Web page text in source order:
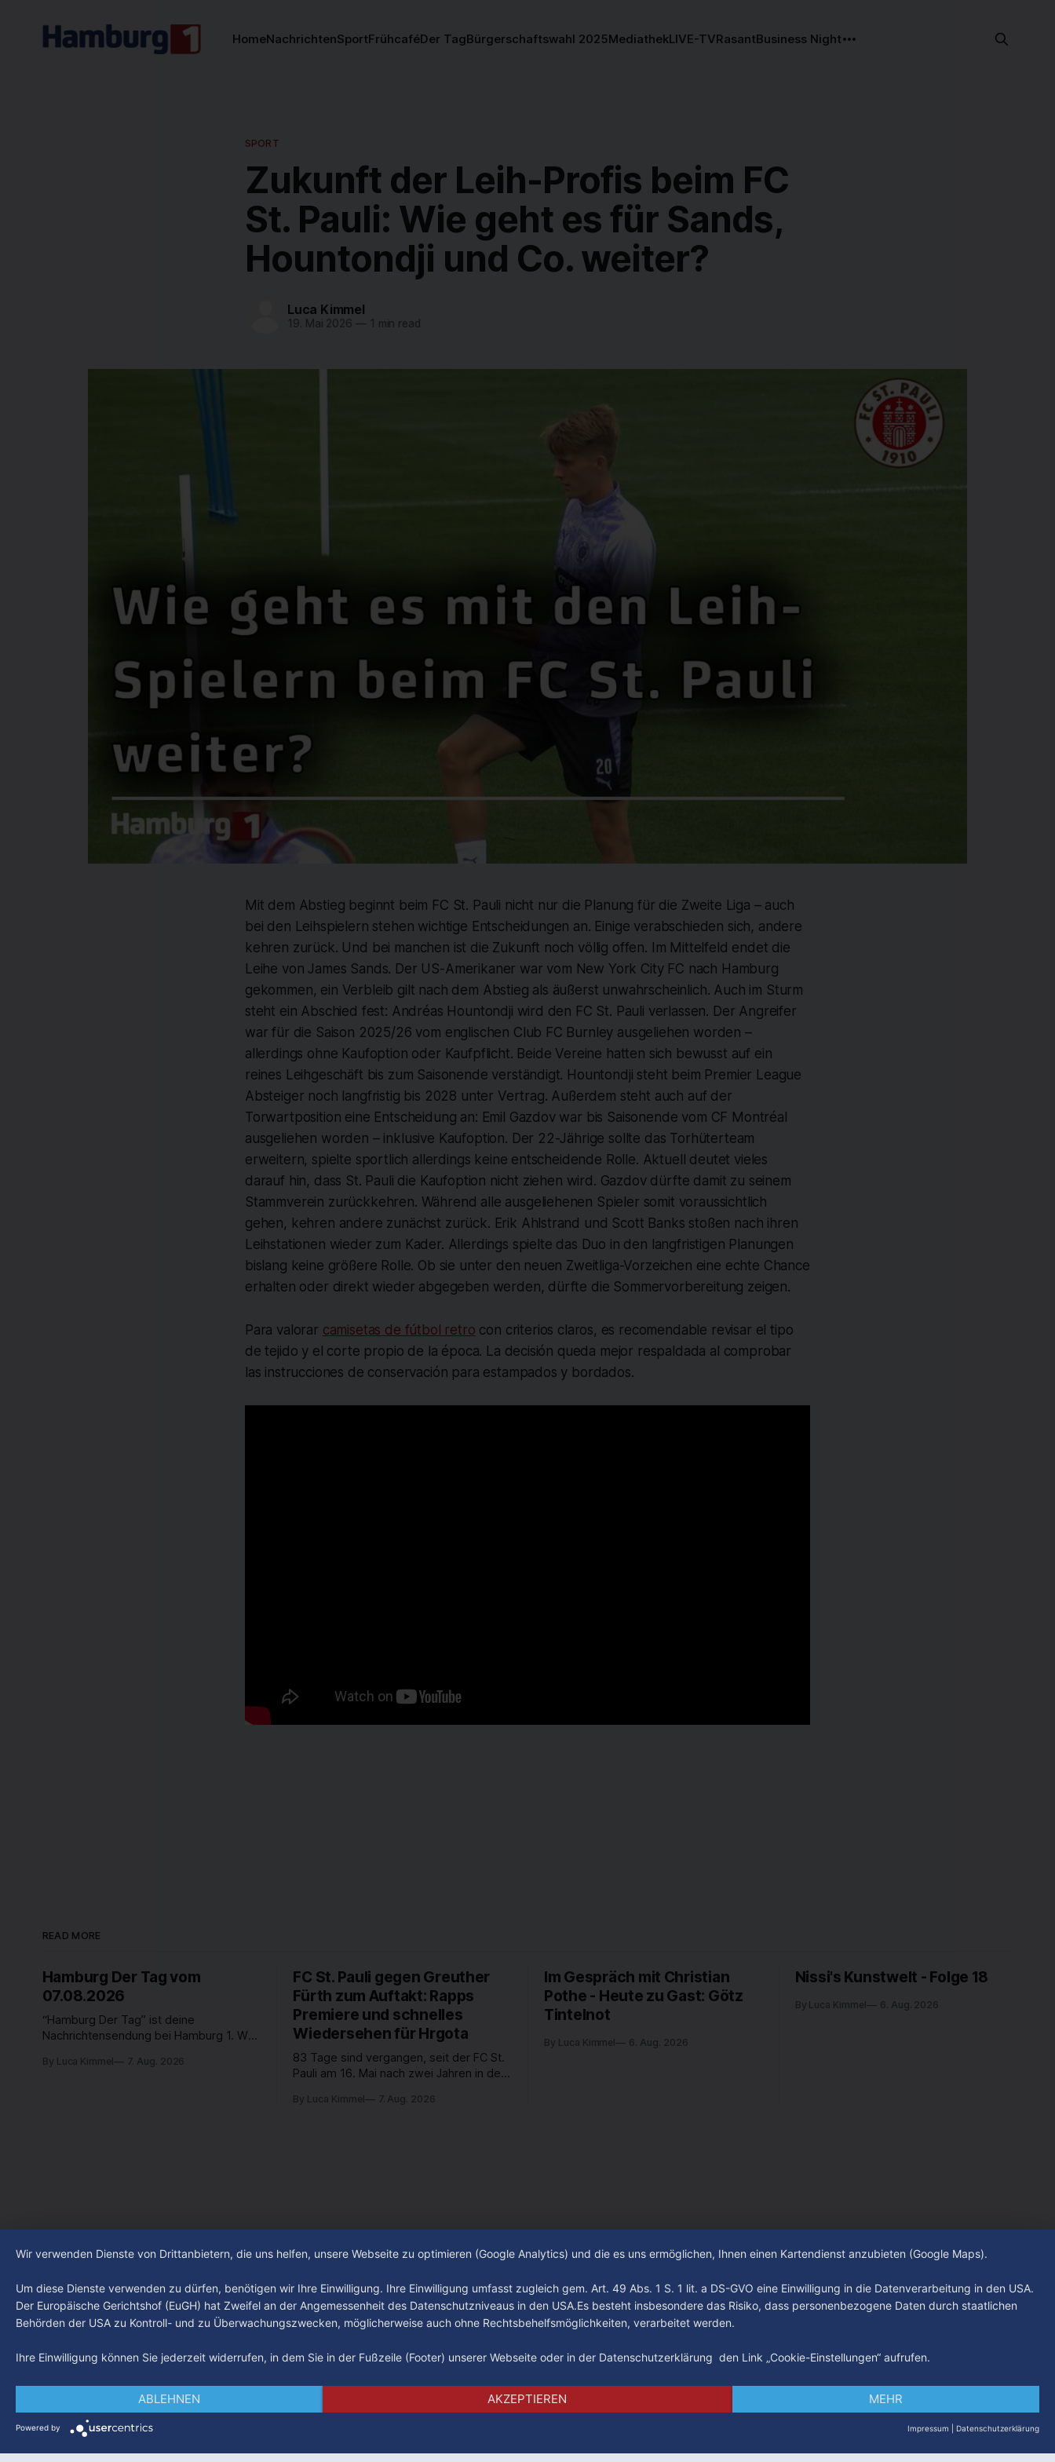
HomeNachrichtenSportFrühcaféDer TagBürgerschaftswahl 2025MediathekLIVE-TVRasantBusiness Night
SPORT
Zukunft der Leih-Profis beim FC
St. Pauli: Wie geht es für Sands,
Hountondji und Co. weiter?
Luca Kimmel
19. Mai 2026 —1 min read
Mit dem Abstieg beginnt beim FC St. Pauli nicht nur die Planung für die Zweite Liga – auch
bei den Leihspielern stehen wichtige Entscheidungen an. Einige verabschieden sich, andere
kehren zurück. Und bei manchen ist die Zukunft noch völlig offen. Im Mittelfeld endet die
Leihe von James Sands. Der US-Amerikaner war vom New York City FC nach Hamburg
gekommen, ein Verbleib gilt nach dem Abstieg als äußerst unwahrscheinlich. Auch im Sturm
steht ein Abschied fest: Andréas Hountondji wird den FC St. Pauli verlassen. Der Angreifer
war für die Saison 2025/26 vom englischen Club FC Burnley ausgeliehen worden –
allerdings ohne Kaufoption oder Kaufpflicht. Beide Vereine hatten sich bewusst auf ein
reines Leihgeschäft bis zum Saisonende verständigt. Hountondji steht beim Premier League
Absteiger noch langfristig bis 2028 unter Vertrag. Außerdem steht auch auf der
Torwartposition eine Entscheidung an: Emil Gazdov war bis Saisonende vom CF Montréal
ausgeliehen worden – inklusive Kaufoption. Der 22-Jährige sollte das Torhüterteam
erweitern, spielte sportlich allerdings keine entscheidende Rolle. Aktuell deutet vieles
darauf hin, dass St. Pauli die Kaufoption nicht ziehen wird. Gazdov dürfte damit zu seinem
Stammverein zurückkehren. Während alle ausgeliehenen Spieler somit voraussichtlich
gehen, kehren andere zunächst zurück. Erik Ahlstrand und Scott Banks stoßen nach ihren
Leihstationen wieder zum Kader. Allerdings spielte das Duo in den langfristigen Planungen
bislang keine größere Rolle. Ob sie unter den neuen Zweitliga-Vorzeichen eine echte Chance
erhalten oder direkt wieder abgegeben werden, dürfte die Sommervorbereitung zeigen.
Para valorar camisetas de fútbol retro con criterios claros, es recomendable revisar el tipo
de tejido y el corte propio de la época. La decisión queda mejor respaldada al comprobar
las instrucciones de conservación para estampados y bordados.
READ MORE
Hamburg Der Tag vom
07.08.2026
“Hamburg Der Tag” ist deine
Nachrichtensendung bei Hamburg 1. Was
beschäftigt die Hamburgerinnen und
By Luca Kimmel 7. Aug. 2026
FC St. Pauli gegen Greuther
Fürth zum Auftakt: Rapps
Premiere und schnelles
Wiedersehen für Hrgota
83 Tage sind vergangen, seit der FC St.
Pauli am 16. Mai nach zwei Jahren in der
abgestiegen ist. In dieser Zeit erlebte
By Luca Kimmel 7. Aug. 2026
Im Gespräch mit Christian
Pothe - Heute zu Gast: Götz
Tintelnot
By Luca Kimmel 6. Aug. 2026
Nissi's Kunstwelt - Folge 18
By Luca Kimmel 6. Aug. 2026
ImpressumDatenschutzAGB
Wir verwenden Dienste von Drittanbietern, die uns helfen, unsere Webseite zu optimieren (Google Analytics) und die es uns ermöglichen, Ihnen einen Kartendienst anzubieten (Google Maps).
Um diese Dienste verwenden zu dürfen, benötigen wir Ihre Einwilligung. Ihre Einwilligung umfasst zugleich gem. Art. 49 Abs. 1 S. 1 lit. a DS-GVO eine Einwilligung in die Datenverarbeitung in den USA.
Der Europäische Gerichtshof (EuGH) hat Zweifel an der Angemessenheit des Datenschutzniveaus in den USA.Es besteht insbesondere das Risiko, dass personenbezogene Daten durch staatlichen
Behörden der USA zu Kontroll- und zu Überwachungszwecken, möglicherweise auch ohne Rechtsbehelfsmöglichkeiten, verarbeitet werden.
Ihre Einwilligung können Sie jederzeit widerrufen, in dem Sie in der Fußzeile (Footer) unserer Webseite oder in der Datenschutzerklärung den Link „Cookie-Einstellungen“ aufrufen.
ABLEHNEN AKZEPTIEREN MEHR
Powered by Impressum Datenschutzerklärung